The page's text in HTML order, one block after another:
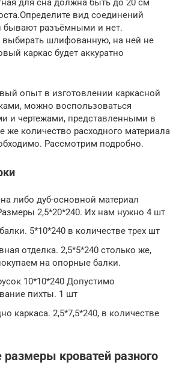
для сна должна быть до 20 см
вид соединений
бывают разъёмными и нет.
выбирать шлифованную, на ней не
каркас будет аккуратно
опыт в изготовлении каркасной
можно воспользоваться
и чертежами, представленными в
же количество расходного материала
Рассмотрим подробно.
либо дуб-основной материал
2,5*20*240. Их нам нужно 4 шт
5*10*240 в количестве трех шт
отделка. 2,5*5*240 столько же,
на опорные балки.
10*10*240 Допустимо
пихты. 1 шт
каркаса. 2,5*7,5*240, в количестве
кроватей разного